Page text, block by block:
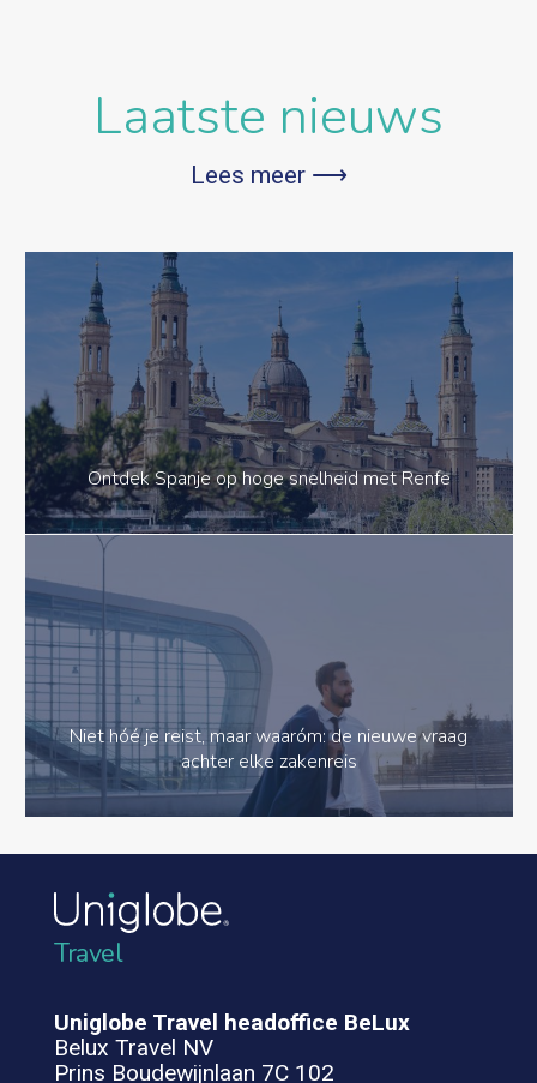
Laatste nieuws
Lees meer ⟶
Ontdek Spanje op hoge snelheid met Renfe
Niet hóé je reist, maar waaróm: de nieuwe vraag
achter elke zakenreis
Travel
Uniglobe Travel headoffice BeLux
Belux Travel NV
Prins Boudewijnlaan 7C 102